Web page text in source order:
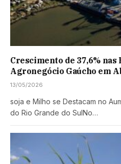
Crescimento de 37,6% nas
Agronegócio Gaúcho em
13/05/2026
soja e Milho se Destacam no
do Rio Grande do SulNo…